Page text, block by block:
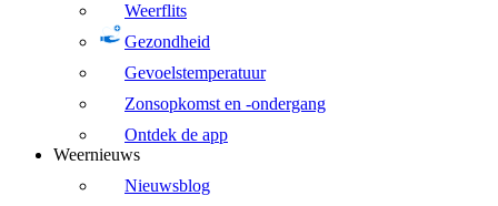
Weerflits
Gezondheid
Gevoelstemperatuur
Zonsopkomst en -ondergang
Ontdek de app
Weernieuws
Nieuwsblog